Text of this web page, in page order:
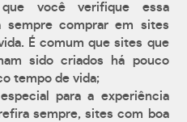
que você verifique essa
sempre comprar em sites
É comum que sites que
sido criados há pouco
tempo de vida;
para a experiência
sempre, sites com boa